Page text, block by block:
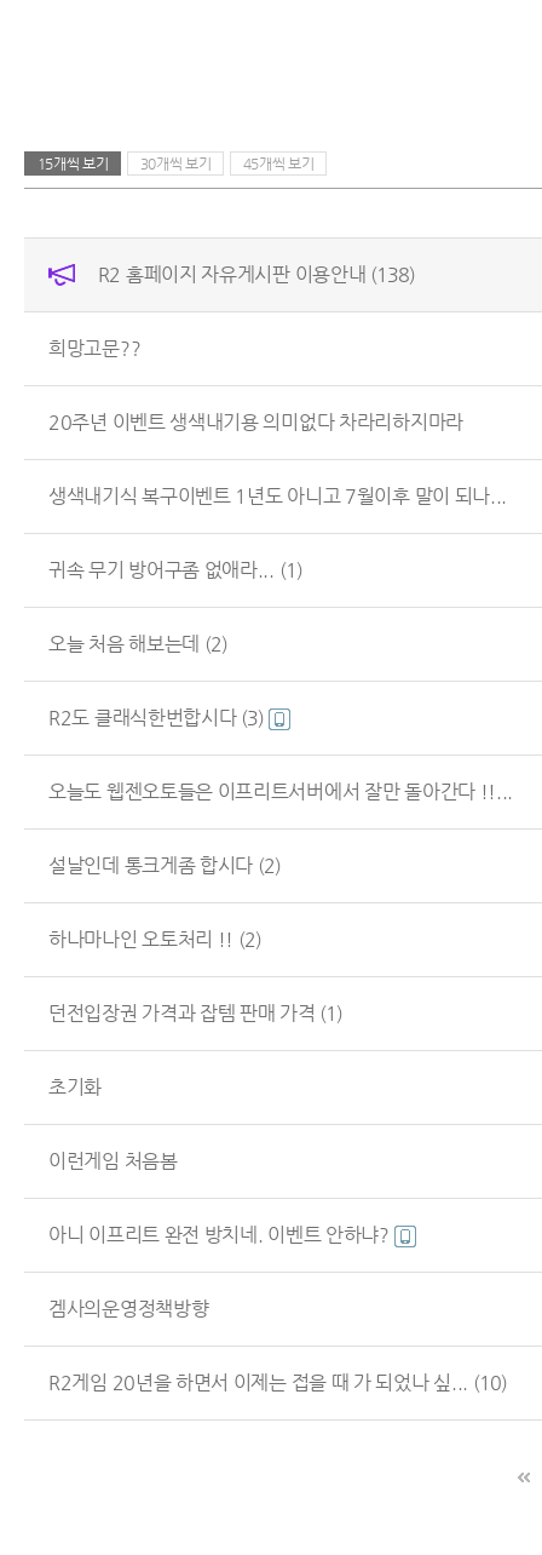
15개씩 보기 30개씩 보기 45개씩 보기
R2 홈페이지 자유게시판 이용안내 (138)
희망고문??
20주년 이벤트 생색내기용 의미없다 차라리하지마라
생색내기식 복구이벤트 1년도 아니고 7월이후 말이 되나...
귀속 무기 방어구좀 없애라... (1)
오늘 처음 해보는데 (2)
R2도 클래식한번합시다 (3)
오늘도 웹젠오토들은 이프리트서버에서 잘만 돌아간다 !!...
설날인데 통크게좀 합시다 (2)
하나마나인 오토처리 !! (2)
던전입장권 가격과 잡템 판매 가격 (1)
초기화
이런게임 처음봄
아니 이프리트 완전 방치네. 이벤트 안하냐?
겜사의운영정책방향
R2게임 20년을 하면서 이제는 접을 때 가 되었나 싶... (10)